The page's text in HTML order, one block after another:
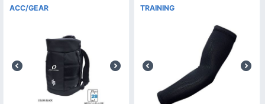
ACC/GEAR TRAINING